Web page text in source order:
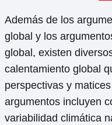
Además de los
global y los
global, existen
calentamiento global
perspectivas y
argumentos incluyen
variabilidad climática